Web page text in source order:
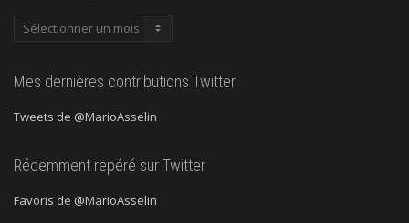
Publications
Mes dernières contributions Twitter
Tweets de @MarioAsselin
Récemment repéré sur Twitter
Favoris de @MarioAsselin